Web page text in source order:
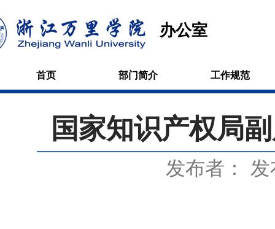
办公室
首页 部门简介 工作规范
国家知识产权局
发布者： 发